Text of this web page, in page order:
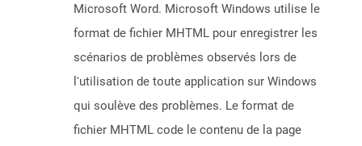
Microsoft Word. Microsoft Windows utilise le
format de fichier MHTML pour enregistrer les
scénarios de problèmes observés lors de
l'utilisation de toute application sur Windows
qui soulève des problèmes. Le format de
fichier MHTML code le contenu de la page